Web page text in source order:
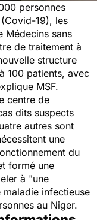
personnes
19), les
Médecins sans
de traitement à
structure
100 patients, avec
MSF.
centre de
dits suspects
autres sont
une
du
formé une
à "une
infectieuse
au Niger.